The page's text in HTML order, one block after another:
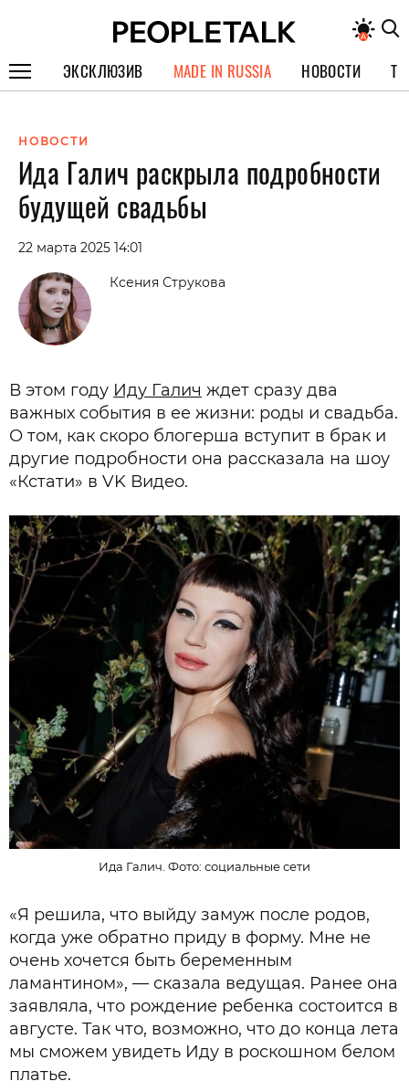
ЭКСКЛЮЗИВ
СПЕЦПРОЕКТЫ
ИНТЕРВЬЮ
ПОКОЛЕНИЕ
MADE IN RUSSIA НОВОСТИ
НОВОСТИ
Ида Галич раскрыла подробности
будущей свадьбы
22 марта 2025 14:01
Ксения Струкова
В этом году Иду Галич ждет сразу два
важных события в ее жизни: роды и свадьба.
О том, как скоро блогерша вступит в брак и
другие подробности она рассказала на шоу
«Кстати» в VK Видео.
Ида Галич. Фото: социальные сети
«Я решила, что выйду замуж после родов,
когда уже обратно приду в форму. Мне не
очень хочется быть беременным
ламантином», — сказала ведущая. Ранее она
заявляла, что рождение ребенка состоится в
августе. Так что, возможно, что до конца лета
мы сможем увидеть Иду в роскошном белом
платье.